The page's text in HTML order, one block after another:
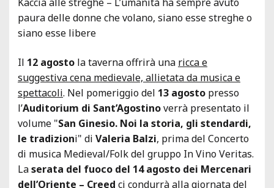
paura delle donne che volano, siano esse streghe o
siano esse libere
Il 12 agosto la taverna offrirà una ricca e
suggestiva cena medievale, allietata da musica e
spettacoli. Nel pomeriggio del 13 agosto presso
l’Auditorium di Sant’Agostinoverrà presentato il
volume "San Ginesio. Noi la storia, gli stendardi,
le tradizioni" di Valeria Balzi, prima del Concerto
di musica Medieval/Folk del gruppo In Vino Veritas.
Laserata del fuoco del 14 agosto dei Mercenari
dell’Oriente – Creed ci condurrà alla giornata del